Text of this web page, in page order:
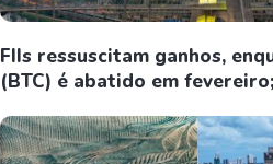
FIIs ressuscitam ganhos,
(BTC) é abatido em